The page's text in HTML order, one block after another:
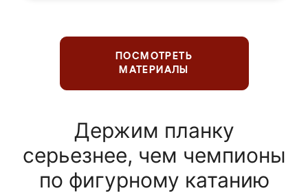
ПОСМОТРЕТЬ
МАТЕРИАЛЫ
Держим планку
серьезнее, чем чемпионы
по фигурному катанию